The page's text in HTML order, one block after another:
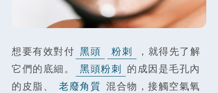
想要有效對付 黑頭 粉刺
，就得先了解
它們的底細。
黑頭粉刺 的成因是毛孔內
的皮脂、
老廢角質 混合物，接觸空氣氧